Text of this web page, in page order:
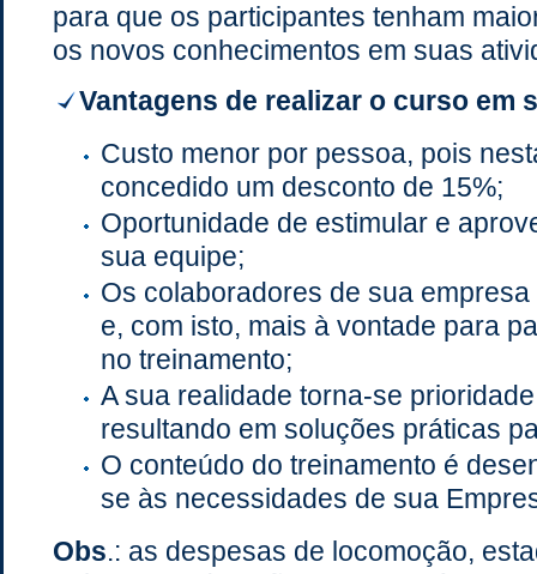
para que os participantes tenham
os novos conhecimentos em suas
Vantagens de realizar o curso em
Custo menor por pessoa, pois
concedido um desconto de 15%;
Oportunidade de estimular e
sua equipe;
Os colaboradores de sua
e, com isto, mais à vontade para
no treinamento;
A sua realidade torna-se
resultando em soluções práticas
O conteúdo do treinamento é
se às necessidades de sua
Obs.: as despesas de locomoção,